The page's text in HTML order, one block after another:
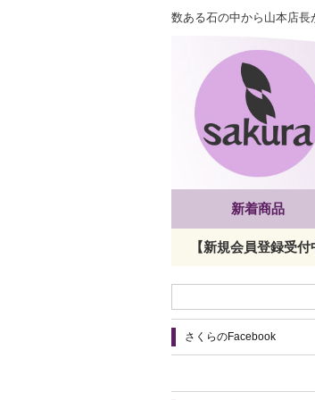
数ある石の中から山本店長
新着商品
【新規会員登録受付
さくらのFacebook